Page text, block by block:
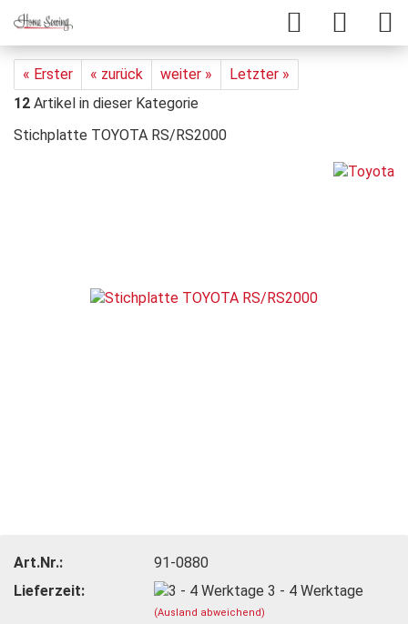
« Erster « zurück weiter »
Letzter »
12 Artikel in dieser Kategorie
Stichplatte TOYOTA RS/RS2000
Art.Nr.:
91-0880
Lieferzeit:
3 - 4 Werktage
(Ausland abweichend)